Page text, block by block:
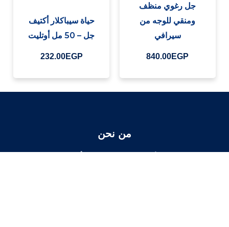
جل رغوي منظف
ومنقي للوجه من
سيرافي
840.00EGP
حياة سيباكلار أكتيف
جل – 50 مل أوتليت
232.00EGP
من نحن